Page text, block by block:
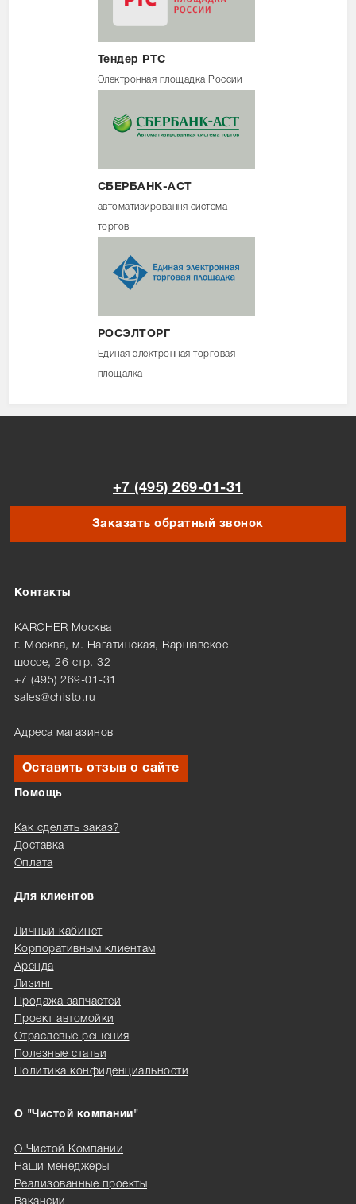
Тендер РТС
Электронная площадка России
СБЕРБАНК-АСТ
автоматизировання система
торгов
РОСЭЛТОРГ
Единая электронная торговая
площалка
+7 (495) 269-01-31
Заказать обратный звонок
Контакты
KARCHER Москва
г. Москва, м. Нагатинская, Варшавское
шоссе, 26 стр. 32
+7 (495) 269-01-31
sales@chisto.ru
Адреса магазинов
Оставить отзыв о сайте
Помощь
Как сделать заказ?
Доставка
Оплата
Для клиентов
Личный кабинет
Корпоративным клиентам
Аренда
Лизинг
Продажа запчастей
Проект автомойки
Отраслевые решения
Полезные статьи
Политика конфиденциальности
О "Чистой компании"
О Чистой Компании
Наши менеджеры
Реализованные проекты